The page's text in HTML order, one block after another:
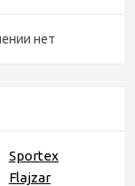
нет
Sportex
Flajzar